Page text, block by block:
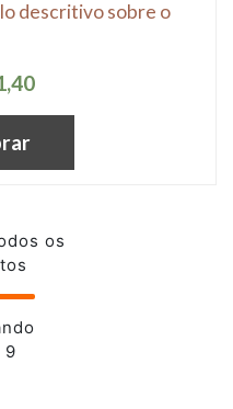
descritivo sobre o
os
9